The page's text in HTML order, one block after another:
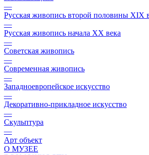
—
Русская живопись второй половины XIX
—
Русская живопись начала XX века
—
Советская живопись
—
Современная живопись
—
Западноевропейское искусство
—
Декоративно-прикладное искусство
—
Скульптура
—
Арт объект
О МУЗЕЕ